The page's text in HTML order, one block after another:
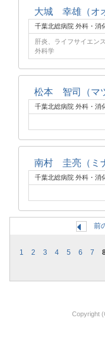
大城 幸雄（オ
千葉北総病院 外科・消
肝炎、ライフサイエン
外科学
松本 智司（マ
千葉北総病院 外科・消
南村 圭亮（ミ
千葉北総病院 外科・消
前
1 2 3 4 5 6 7
Copyright